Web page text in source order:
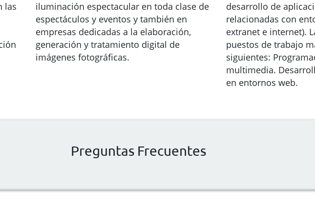
las
iluminación espectacular en toda clase de
espectáculos y eventos y también en
empresas dedicadas a la elaboración,
generación y tratamiento digital de
imágenes fotográficas.
desarrollo de
relacionadas con
extranet e internet).
puestos de trabajo
siguientes:
multimedia.
en entornos web.
Preguntas Frecuentes